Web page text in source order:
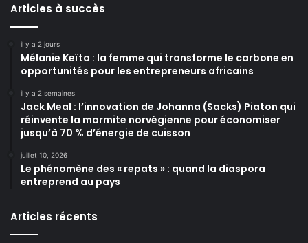
Articles à succès
il y a 2 jours
Mélanie Keïta : la femme qui transforme le carbone en
opportunités pour les entrepreneurs africains
il y a 2 semaines
Jack Meal : l’innovation de Johanna (Sacks) Piaton qui
réinvente la marmite norvégienne pour économiser
jusqu’à 70 % d’énergie de cuisson
juillet 10, 2026
Le phénomène des « repats » : quand la diaspora
entreprend au pays
Articles récents